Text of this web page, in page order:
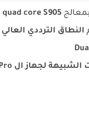
quad core S905
النطاق الترددي العالي